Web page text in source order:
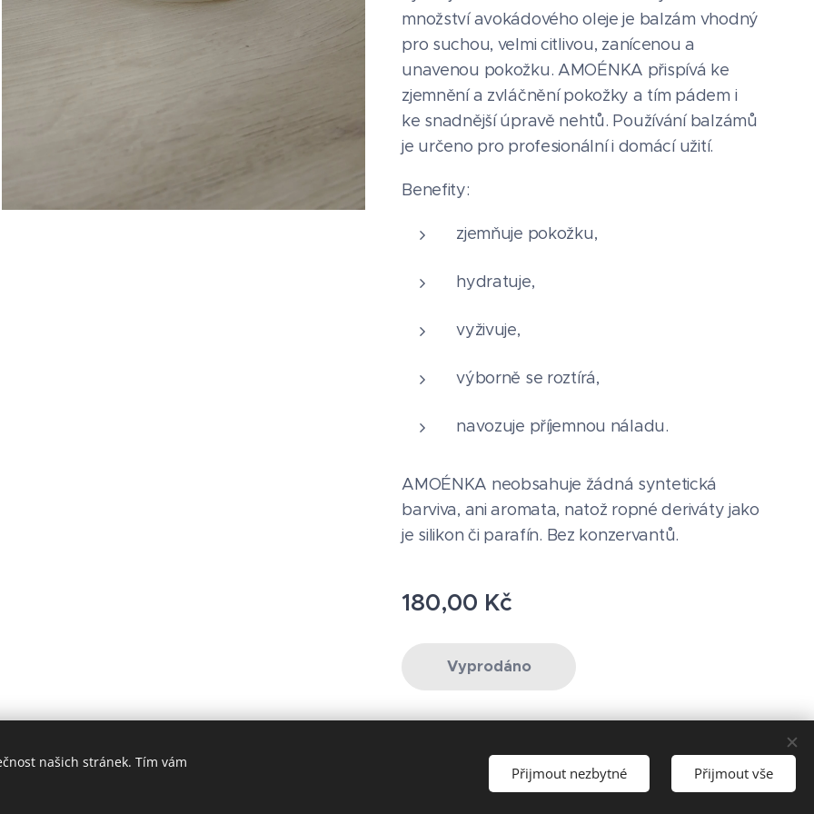
množství avokádového oleje je balzám vhodný
pro suchou, velmi citlivou, zanícenou a
unavenou pokožku. AMOÉNKA přispívá ke
zjemnění a zvláčnění pokožky a tím pádem i
ke snadnější úpravě nehtů. Používání balzámů
je určeno pro profesionální i domácí užití.
Benefity:
zjemňuje pokožku,
hydratuje,
vyživuje,
výborně se roztírá,
navozuje příjemnou náladu.
AMOÉNKA neobsahuje žádná syntetická
barviva, ani aromata, natož ropné deriváty jako
je silikon či parafín. Bez konzervantů.
180,00 Kč
Vyprodáno
našich stránek. Tím vám
Přijmout nezbytné Přijmout vše